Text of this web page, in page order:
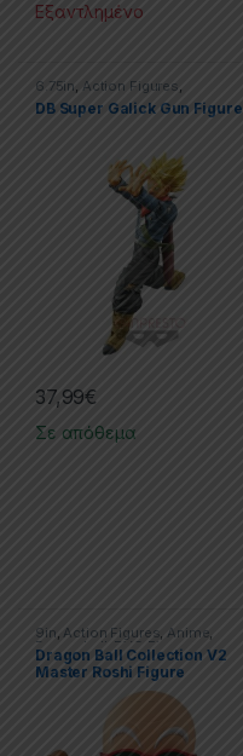
Εξαντλημένο
6.75in, Action Figures,
Dragonball ,PVC Figures
DB Super Galick Gun Figure
37,99€
Σε απόθεμα
9in,Action Figures,Anime,
Dragonball PVC Figures
Statues
Dragon Ball Collection V2
Master Roshi Figure